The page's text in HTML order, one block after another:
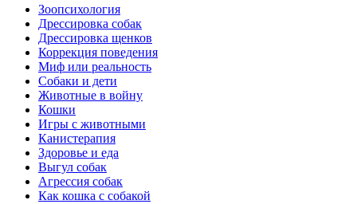
Зоопсихология
Дрессировка собак
Дрессировка щенков
Коррекция поведения
Миф или реальность
Собаки и дети
Животные в войну
Кошки
Игры с животными
Канистерапия
Здоровье и еда
Выгул собак
Агрессия собак
Как кошка с собакой